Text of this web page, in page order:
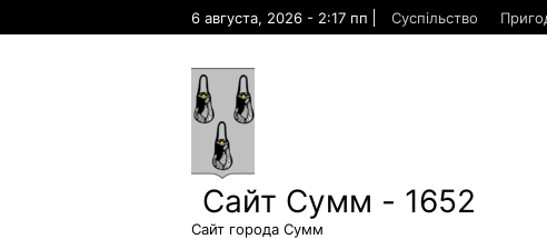
6 августа, 2026 - 2:17 пп Суспільство
Сайт Сумм - 1652
Сайт города Сумм